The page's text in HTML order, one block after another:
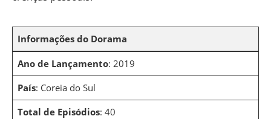
Informações do Dorama
Ano de Lançamento: 2019
País: Coreia do Sul
Total de Episódios: 40